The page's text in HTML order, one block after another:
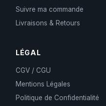
Suivre ma commande
Livraisons & Retours
LÉGAL
CGV / CGU
Mentions Légales
Politique de Confidentialité